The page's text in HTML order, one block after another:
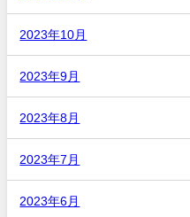
2023年10月
2023年9月
2023年8月
2023年7月
2023年6月